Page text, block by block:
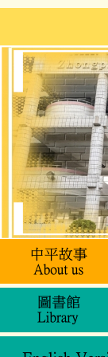
跳
主
內
容
區